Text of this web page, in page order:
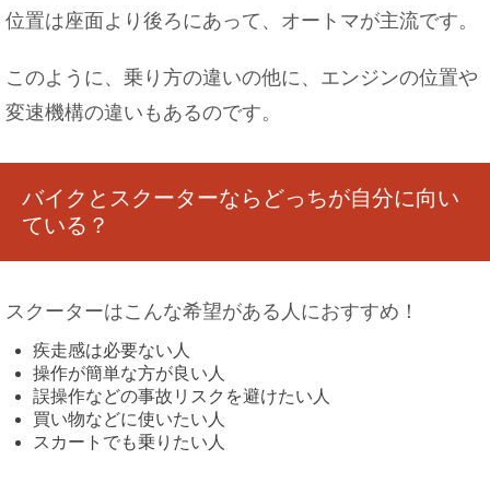
位置は座面より後ろにあって、オートマが主流です。
このように、乗り方の違いの他に、エンジンの位置や
変速機構の違いもあるのです。
バイクとスクーターならどっちが自分に向い
ている？
スクーターはこんな希望がある人におすすめ！
疾走感は必要ない人
操作が簡単な方が良い人
誤操作などの事故リスクを避けたい人
買い物などに使いたい人
スカートでも乗りたい人